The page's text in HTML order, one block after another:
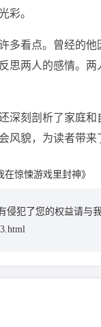
彩。
多看点。曾经的
思两人的感情。
深刻剖析了家庭
风貌，为读者带来
在惊悚游戏里封神》
犯了您的权益请与